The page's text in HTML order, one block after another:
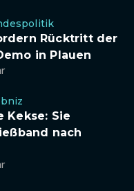
Rücktritt der
in Plauen
Kekse: Sie
nach